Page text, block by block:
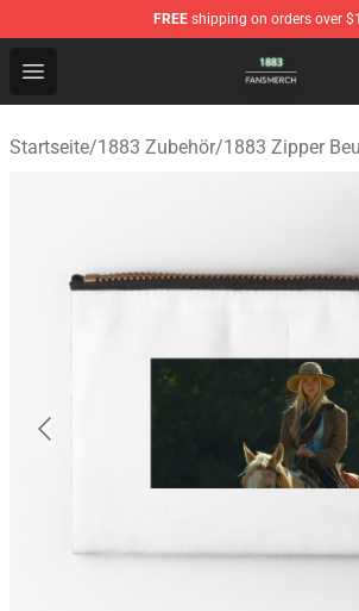
FREE shipping on orders over
Open menu
1883 Shop - Official 1883
Startseite/1883 Zubehör/1883 Zipper